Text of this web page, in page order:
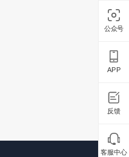
公众号
APP
反馈
客服中心